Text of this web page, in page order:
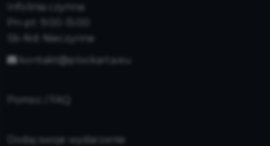
Infolinia czynna:
Pn-pt: 9:00-15:00
Sb-Nd: Nieczynne
kontakt@plockarta.eu
Dodaj swoje wydarzenie